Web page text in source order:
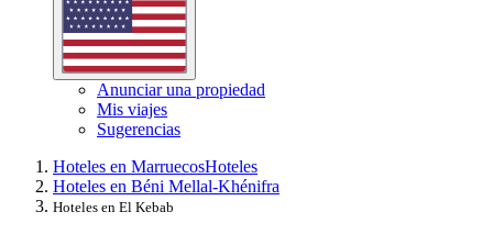
Anunciar una propiedad
Mis viajes
Sugerencias
Hoteles en MarruecosHoteles
Hoteles en Béni Mellal-Khénifra
Hoteles en El Kebab